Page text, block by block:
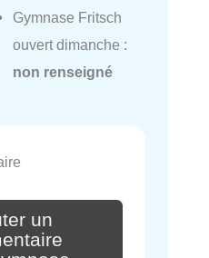
Gymnase Fritsch
ouvert dimanche :
non renseigné
un